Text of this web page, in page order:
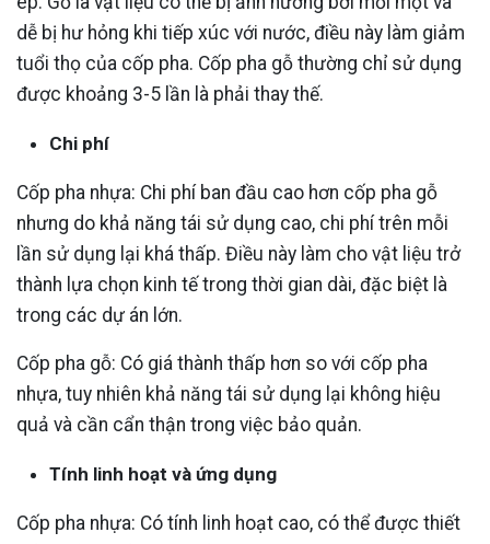
dễ bị hư hỏng khi tiếp xúc với nước, điều này làm giảm
tuổi thọ của cốp pha. Cốp pha gỗ thường chỉ sử dụng
được khoảng 3-5 lần là phải thay thế.
Chi phí
Cốp pha nhựa: Chi phí ban đầu cao hơn cốp pha gỗ
nhưng do khả năng tái sử dụng cao, chi phí trên mỗi
lần sử dụng lại khá thấp. Điều này làm cho vật liệu trở
thành lựa chọn kinh tế trong thời gian dài, đặc biệt là
trong các dự án lớn.
Cốp pha gỗ: Có giá thành thấp hơn so với cốp pha
nhựa, tuy nhiên khả năng tái sử dụng lại không hiệu
quả và cần cẩn thận trong việc bảo quản.
Tính linh hoạt và ứng dụng
Cốp pha nhựa: Có tính linh hoạt cao, có thể được thiết